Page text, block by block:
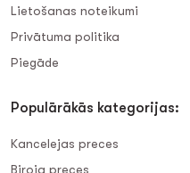
Lietošanas noteikumi
Privātuma politika
Piegāde
Populārākās kategorijas:
Kancelejas preces
Biroja preces